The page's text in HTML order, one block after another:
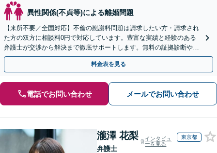
異性関係(不貞等)による離婚問題
【来所不要／全国対応】不倫の慰謝料問題は請求したい方・請求され
た方の双方に相談料0円で対応しています。豊富な実績と経験のある
弁護士が交渉から解決まで徹底サポートします。無料の証拠診断や着
手金の返還保証もありますので安心してご相談ください。
料金表を見る
電話でお問い合わせ メールでお問い合わせ
瀧澤 花梨
弁護士
インタビュ
ーを見る
東京都